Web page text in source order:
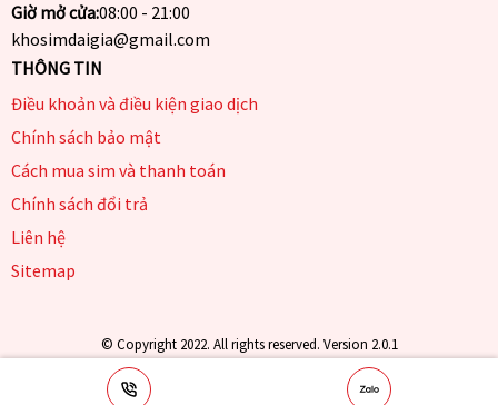
Giờ mở cửa:08:00 - 21:00
khosimdaigia@gmail.com
THÔNG TIN
Điều khoản và điều kiện giao dịch
Chính sách bảo mật
Cách mua sim và thanh toán
Chính sách đổi trả
Liên hệ
Sitemap
© Copyright 2022. All rights reserved. Version 2.0.1